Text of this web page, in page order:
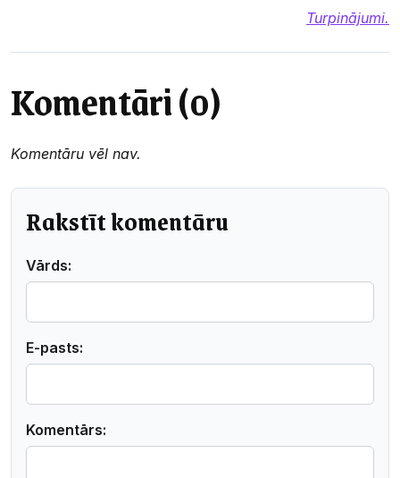
Turpinājumi.
Komentāri (0)
Komentāru vēl nav.
Rakstīt komentāru
Vārds:
E-pasts:
Komentārs: